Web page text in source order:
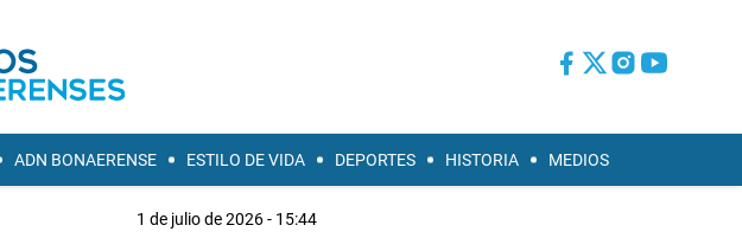
ADN BONAERENSE ESTILO DE VIDA DEPORTES HISTORIA MEDIOS
1 de julio de 2026 - 15:44